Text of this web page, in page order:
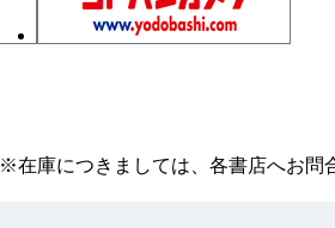
※在庫につきましては、各書店へお問